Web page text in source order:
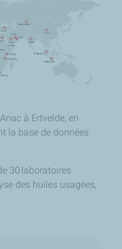
à Ertvelde, en
la base de données
30 laboratoires
des huiles usagées,